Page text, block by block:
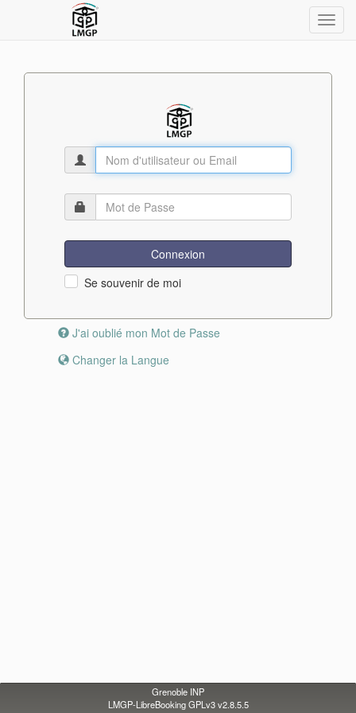
Connexion
Se souvenir de moi
J'ai oublié mon Mot de Passe
Changer la Langue
Grenoble INP
LMGP-LibreBooking GPLv3 v2.8.5.5